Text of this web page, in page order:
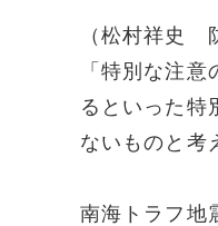
（松村祥史
「特別な注
るといった特
ないものと考
南海トラフ地